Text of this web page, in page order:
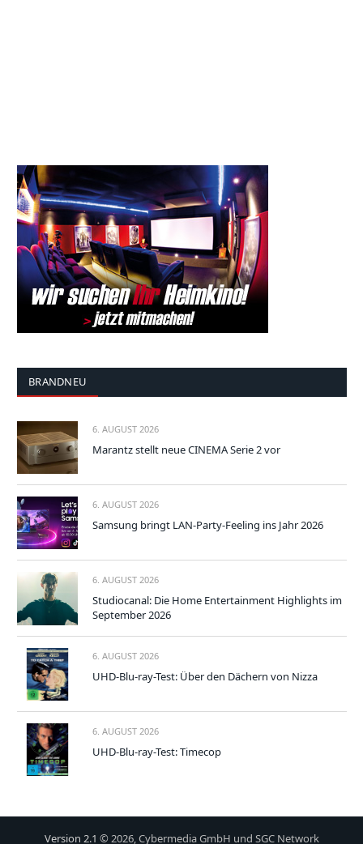
BRANDNEU
6. AUGUST 2026
Marantz stellt neue CINEMA Serie 2 vor
6. AUGUST 2026
Samsung bringt LAN-Party-Feeling ins Jahr 2026
6. AUGUST 2026
Studiocanal: Die Home Entertainment Highlights im
September 2026
6. AUGUST 2026
UHD-Blu-ray-Test: Über den Dächern von Nizza
6. AUGUST 2026
UHD-Blu-ray-Test: Timecop
Version 2.1 © 2026, Cybermedia GmbH und SGC Network